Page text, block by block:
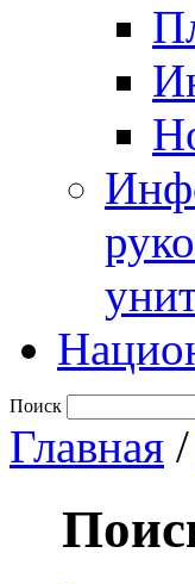
Поиск
Главная /